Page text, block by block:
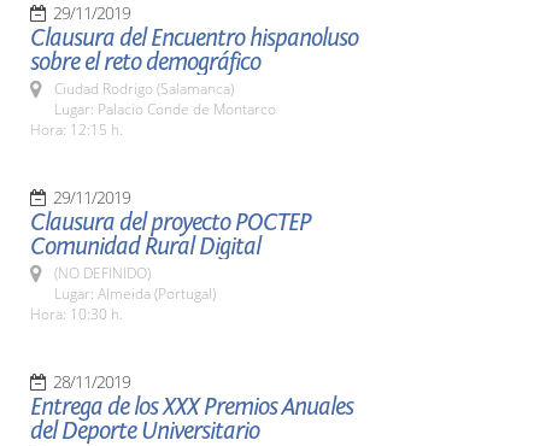
29/11/2019
Clausura del Encuentro hispanoluso
sobre el reto demográfico
Ciudad Rodrigo (Salamanca)
Lugar: Palacio Conde de Montarco
Hora: 12:15 h.
29/11/2019
Clausura del proyecto POCTEP
Comunidad Rural Digital
(NO DEFINIDO)
Lugar: Almeida (Portugal)
Hora: 10:30 h.
28/11/2019
Entrega de los XXX Premios Anuales
del Deporte Universitario